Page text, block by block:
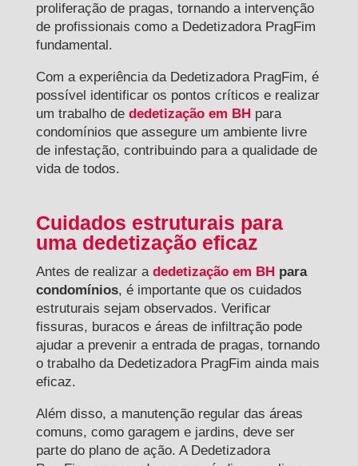
proliferação de pragas, tornando a intervenção
de profissionais como a Dedetizadora PragFim
fundamental.
Com a experiência da Dedetizadora PragFim, é
possível identificar os pontos críticos e realizar
um trabalho de dedetização em BHpara
condomínios que assegure um ambiente livre
de infestação, contribuindo para a qualidade de
vida de todos.
Cuidados estruturais para
uma dedetização eficaz
Antes de realizar a dedetização em BHpara
condomínios, é importante que os cuidados
estruturais sejam observados. Verificar
fissuras, buracos e áreas de infiltração pode
ajudar a prevenir a entrada de pragas, tornando
o trabalho da Dedetizadora PragFim ainda mais
eficaz.
Além disso, a manutenção regular das áreas
comuns, como garagem e jardins, deve ser
parte do plano de ação. A Dedetizadora